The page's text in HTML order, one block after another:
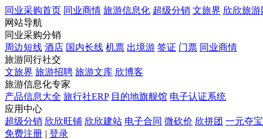
同业采购首页 同业商情 旅游信息化 超级分销 文旅界 欣欣旅游
网站导航
同业采购分销
周边短线 酒店 国内长线 机票 出境游 签证 门票 同业商情
旅游同行社交
文旅界 旅游招聘 旅游文库 欣博客
旅游信息化专家
产品信息大全 旅行社ERP 目的地旗舰馆 电子认证系统
应用中心
超级分销 欣欣旺铺 欣欣建站 电子合同 微砍价 欣拼团 一元夺宝
免费注册 | 登录